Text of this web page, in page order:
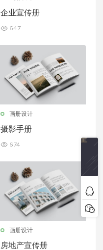
企业宣传册
647
画册设计
摄影手册
674
画册设计
房地产宣传册